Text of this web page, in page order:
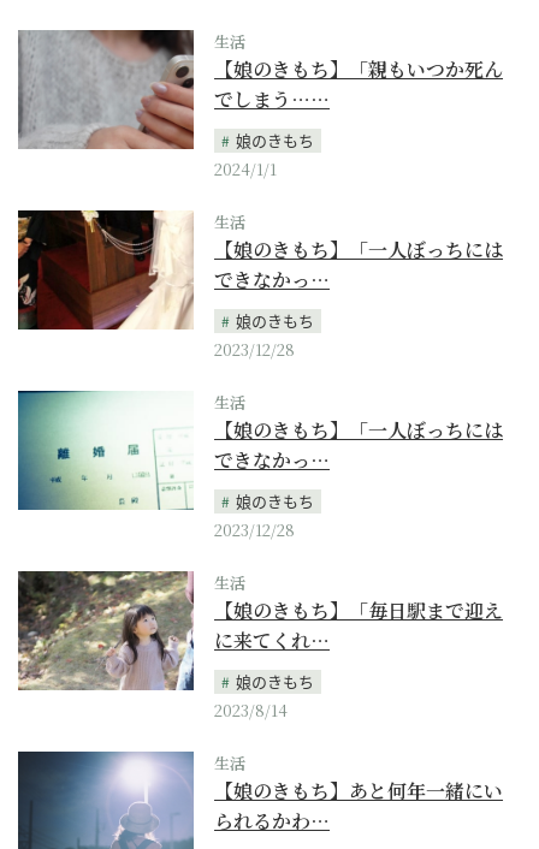
生活
【娘のきもち】「親もいつか死ん
でしまう……
娘のきもち
2024/1/1
生活
【娘のきもち】「一人ぼっちには
できなかっ…
娘のきもち
2023/12/28
生活
【娘のきもち】「一人ぼっちには
できなかっ…
娘のきもち
2023/12/28
生活
【娘のきもち】「毎日駅まで迎え
に来てくれ…
娘のきもち
2023/8/14
生活
【娘のきもち】あと何年一緒にい
られるかわ…